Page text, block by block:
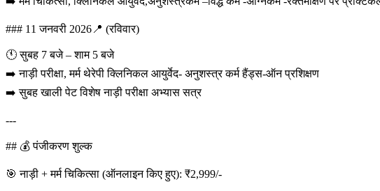
### 11 जनवरी 2026📍 (रविवार)
🕚 सुबह 7 बजे – शाम 5 बजे
➡️ नाड़ी परीक्षा, मर्म थेरेपी क्लिनिकल आयुर्वेद- अनुशस्त्र कर्म हैंड्स-ऑन प्रशिक्षण
➡️ सुबह खाली पेट विशेष नाड़ी परीक्षा अभ्यास सत्र
---
## 💰 पंजीकरण शुल्क
🎯 नाड़ी + मर्म चिकित्सा (ऑनलाइन किए हुए): ₹2,999/-